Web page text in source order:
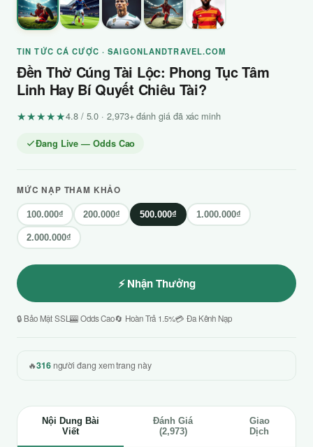
TIN TỨC CÁ CƯỢC · SAIGONLANDTRAVEL.COM
Đền Thờ Cúng Tài Lộc: Phong Tục Tâm
Linh Hay Bí Quyết Chiêu Tài?
★★★★★4.8 / 5.0 · 2,973+ đánh giá đã xác minh
Đang Live — Odds Cao
MỨC NẠP THAM KHẢO
100.000₫ 200.000₫ 500.000₫ 1.000.000₫
2.000.000₫
⚡ Nhận Thưởng
🔒 Bảo Mật SSL 🎰 Odds Cao🔄 Hoàn Trả 1.5%💳 Đa Kênh Nạp
🔥316người đang xem trang này
Nội Dung Bài
Viết
Đánh Giá
(2,973)
Giao
Dịch